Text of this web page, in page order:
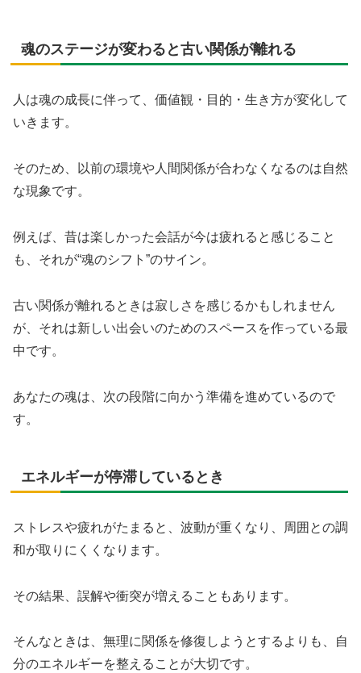
魂のステージが変わると古い関係が離れる
人は魂の成長に伴って、価値観・目的・生き方が変化して
いきます。
そのため、以前の環境や人間関係が合わなくなるのは自然
な現象です。
例えば、昔は楽しかった会話が今は疲れると感じること
も、それが“魂のシフト”のサイン。
古い関係が離れるときは寂しさを感じるかもしれません
が、それは新しい出会いのためのスペースを作っている最
中です。
あなたの魂は、次の段階に向かう準備を進めているので
す。
エネルギーが停滞しているとき
ストレスや疲れがたまると、波動が重くなり、周囲との調
和が取りにくくなります。
その結果、誤解や衝突が増えることもあります。
そんなときは、無理に関係を修復しようとするよりも、自
分のエネルギーを整えることが大切です。